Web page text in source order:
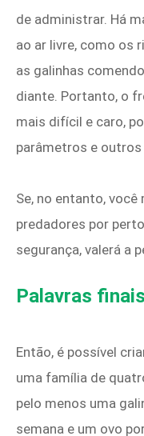
de administrar. Há
ao ar livre, como os
as galinhas
diante. Portanto, o
mais difícil e caro,
parâmetros e
Se, no entanto,
predadores por
segurança, valerá a
Palavras finais
Então, é possível
uma família de
pelo menos uma
semana e um ovo